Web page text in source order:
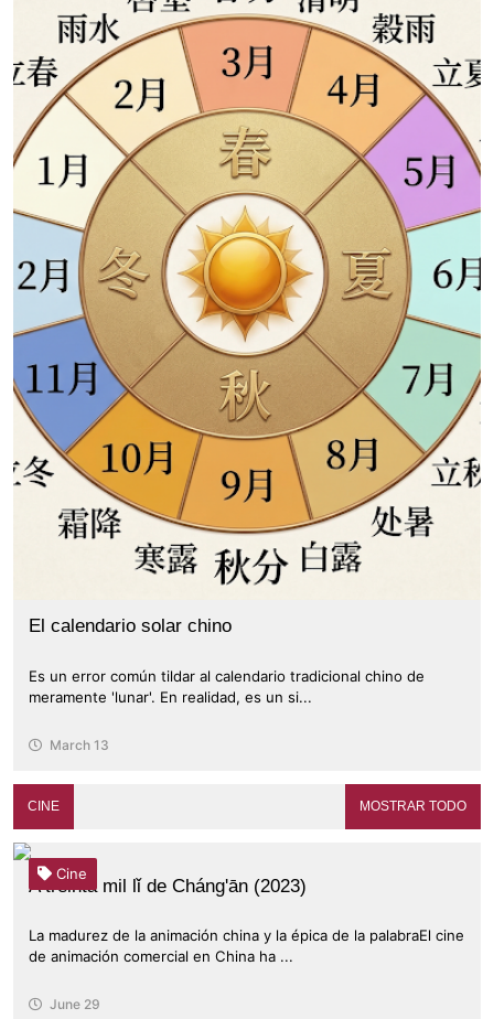
El calendario solar chino
Es un error común tildar al calendario tradicional chino de
meramente 'lunar'. En realidad, es un si...
March 13
CINE MOSTRAR TODO
Cine
A treinta mil lǐ de Cháng'ān (2023)
La madurez de la animación china y la épica de la palabraEl cine
de animación comercial en China ha ...
June 29